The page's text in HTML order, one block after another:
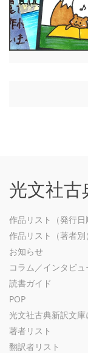
光文社古
作品リスト（発行日
作品リスト（著者別）
お知らせ
コラム／インタビュ
読書ガイド
POP
光文社古典新訳文庫
著者リスト
翻訳者リスト